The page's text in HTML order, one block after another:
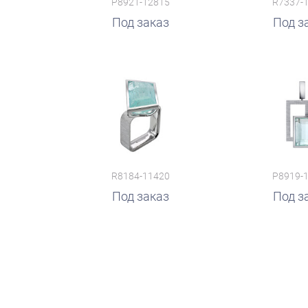
Под заказ Под
руб.
R8184-11420
Под заказ
P8919-
Под